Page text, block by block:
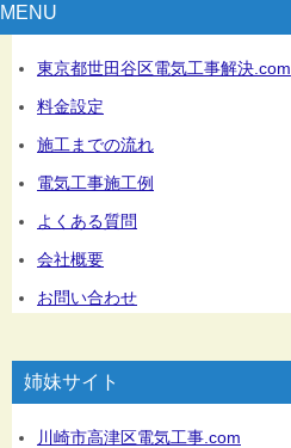
MENU
東京都世田谷区電気工事解決.com
料金設定
施工までの流れ
電気工事施工例
よくある質問
会社概要
お問い合わせ
姉妹サイト
川崎市高津区電気工事.com